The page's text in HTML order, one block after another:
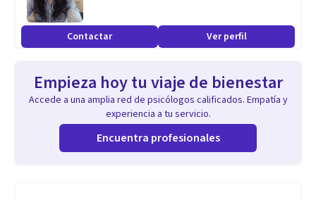
Contactar Ver perfil
Empieza hoy tu viaje de bienestar
Accede a una amplia red de psicólogos calificados. Empatía y
experiencia a tu servicio.
Encuentra profesionales